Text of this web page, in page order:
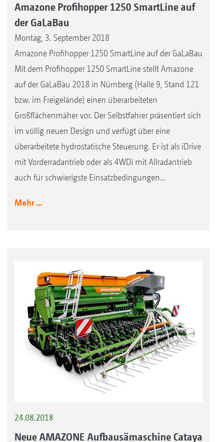
Amazone Profihopper 1250 SmartLine auf
der GaLaBau
Montag, 3. September 2018
Amazone Profihopper 1250 SmartLine auf der GaLaBau
Mit dem Profihopper 1250 SmartLine stellt Amazone
auf der GaLaBau 2018 in Nürnberg (Halle 9, Stand 121
bzw. im Freigelände) einen überarbeiteten
Großflächenmäher vor. Der Selbstfahrer präsentiert sich
im völlig neuen Design und verfügt über eine
überarbeitete hydrostatische Steuerung. Er ist als iDrive
mit Vorderradantrieb oder als 4WDi mit Allradantrieb
auch für schwierigste Einsatzbedingungen...
Mehr ...
24.08.2018
Neue AMAZONE Aufbausämaschine Cataya